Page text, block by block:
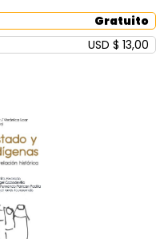
Gratuito
USD $ 13,00